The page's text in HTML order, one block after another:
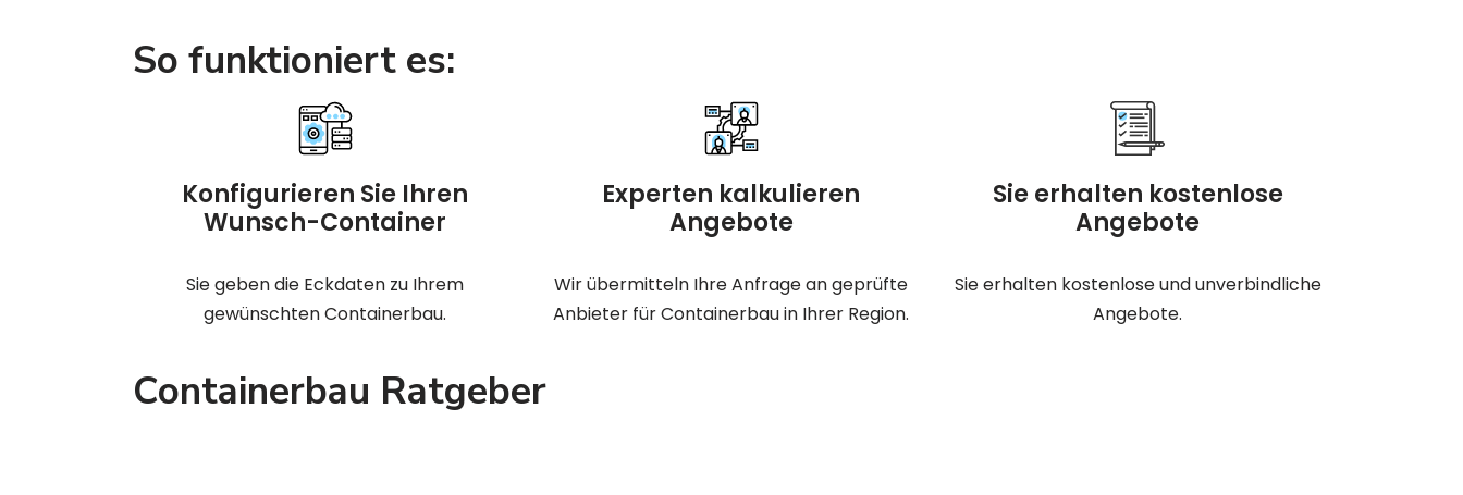
So funktioniert es:
Konfigurieren Sie Ihren
Wunsch-Container
Sie geben die Eckdaten zu Ihrem
gewünschten Containerbau.
Experten kalkulieren
Angebote
Wir übermitteln Ihre Anfrage an geprüfte
Anbieter für Containerbau in Ihrer Region.
Sie erhalten kostenlose
Angebote
Sie erhalten kostenlose und unverbindliche
Angebote.
Containerbau Ratgeber